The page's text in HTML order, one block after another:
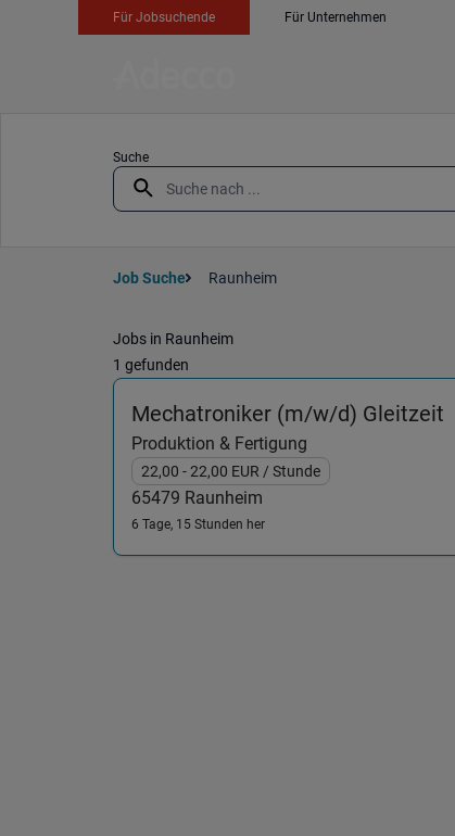
Für Jobsuchende Für Unternehmen
Suche
Job Suche Raunheim
Jobs in Raunheim
1 gefunden
Mechatroniker (m/w/d) Gleitzeit
Produktion & Fertigung
22,00 - 22,00 EUR / Stunde
65479 Raunheim
6 Tage, 15 Stunden her